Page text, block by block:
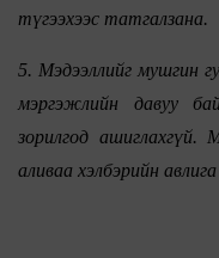
түгээхээс татгалзана.
5. Мэдээллийг мушгин
мэргэжлийн давуу
зорилгод ашиглахгүй.
аливаа хэлбэрийн